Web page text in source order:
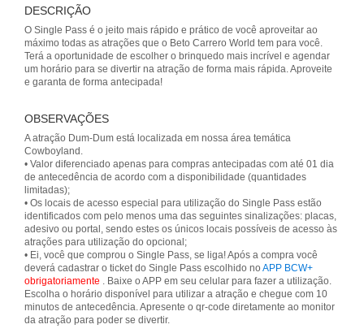
DESCRIÇÃO
O Single Pass é o jeito mais rápido e prático de você aproveitar ao
máximo todas as atrações que o Beto Carrero World tem para você.
Terá a oportunidade de escolher o brinquedo mais incrível e agendar
um horário para se divertir na atração de forma mais rápida. Aproveite
e garanta de forma antecipada!
OBSERVAÇÕES
A atração Dum-Dum está localizada em nossa área temática
Cowboyland.
• Valor diferenciado apenas para compras antecipadas com até 01 dia
de antecedência de acordo com a disponibilidade (quantidades
limitadas);
• Os locais de acesso especial para utilização do Single Pass estão
identificados com pelo menos uma das seguintes sinalizações: placas,
adesivo ou portal, sendo estes os únicos locais possíveis de acesso às
atrações para utilização do opcional;
• Ei, você que comprou o Single Pass, se liga! Após a compra você
deverá cadastrar o ticket do Single Pass escolhido no APP BCW+
obrigatoriamente . Baixe o APP em seu celular para fazer a utilização.
Escolha o horário disponível para utilizar a atração e chegue com 10
minutos de antecedência. Apresente o qr-code diretamente ao monitor
da atração para poder se divertir.